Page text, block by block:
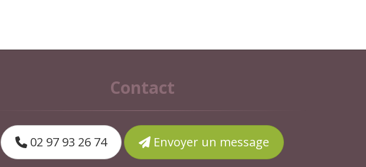
Contact
02 97 93 26 74 Envoyer un message